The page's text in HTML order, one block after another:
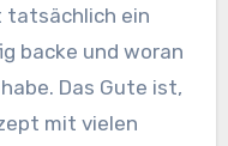
tatsächlich ein
backe und woran
Das Gute ist,
mit vielen